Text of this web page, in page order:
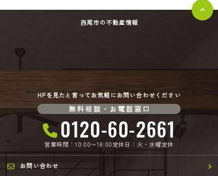
西尾市の不動産情報
HPを見たと言ってお気軽にお問い合わせください
無料相談・お電話窓口
0120-60-2661
営業時間：10:00〜18:00定休日：火・水曜定休
お問い合わせ